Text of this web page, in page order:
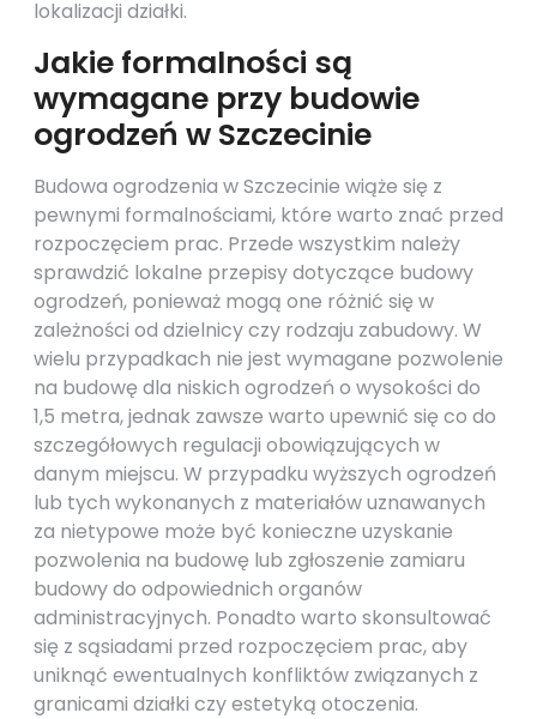
lokalizacji działki.
Jakie formalności są
wymagane przy budowie
ogrodzeń w Szczecinie
Budowa ogrodzenia w Szczecinie wiąże się z
pewnymi formalnościami, które warto znać przed
rozpoczęciem prac. Przede wszystkim należy
sprawdzić lokalne przepisy dotyczące budowy
ogrodzeń, ponieważ mogą one różnić się w
zależności od dzielnicy czy rodzaju zabudowy. W
wielu przypadkach nie jest wymagane pozwolenie
na budowę dla niskich ogrodzeń o wysokości do
1,5 metra, jednak zawsze warto upewnić się co do
szczegółowych regulacji obowiązujących w
danym miejscu. W przypadku wyższych ogrodzeń
lub tych wykonanych z materiałów uznawanych
za nietypowe może być konieczne uzyskanie
pozwolenia na budowę lub zgłoszenie zamiaru
budowy do odpowiednich organów
administracyjnych. Ponadto warto skonsultować
się z sąsiadami przed rozpoczęciem prac, aby
uniknąć ewentualnych konfliktów związanych z
granicami działki czy estetyką otoczenia.